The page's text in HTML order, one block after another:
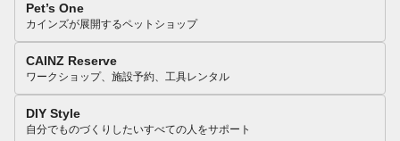
Pet’s One
カインズが展開するペットショップ
CAINZ Reserve
ワークショップ、施設予約、工具レンタル
DIY Style
自分でものづくりしたいすべての人をサポート